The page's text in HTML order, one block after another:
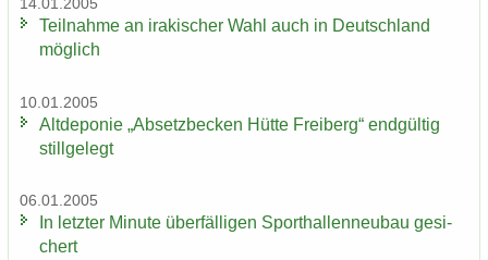
14.01.2005
Teil­nah­me an ira­ki­scher Wahl auch in Deutsch­land
mög­lich
10.01.2005
Alt­de­po­nie „Ab­setz­be­cken Hütte Frei­berg“ end­gül­tig
still­ge­legt
06.01.2005
In letz­ter Mi­nu­te über­fäl­li­gen Sport­hal­len­neu­bau ge­si­
chert